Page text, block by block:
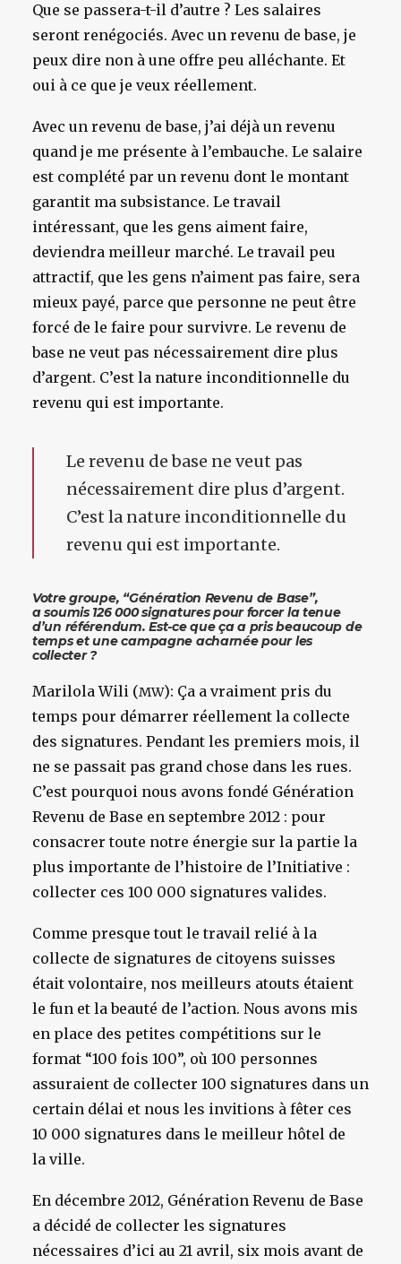
Que se passera-t-il d’autre ? Les salaires
seront renégociés. Avec un revenu de base, je
peux dire non à une offre peu alléchante. Et
oui à ce que je veux réellement.
Avec un revenu de base, j’ai déjà un revenu
quand je me présente à l’embauche. Le salaire
est complété par un revenu dont le montant
garantit ma subsistance. Le travail
intéressant, que les gens aiment faire,
deviendra meilleur marché. Le travail peu
attractif, que les gens n’aiment pas faire, sera
mieux payé, parce que personne ne peut être
forcé de le faire pour survivre. Le revenu de
base ne veut pas nécessairement dire plus
d’argent. C’est la nature inconditionnelle du
revenu qui est importante.
Le revenu de base ne veut pas
nécessairement dire plus d’argent.
C’est la nature inconditionnelle du
revenu qui est importante.
Votre groupe, “Génération Revenu de Base”,
a soumis 126 000 signatures pour forcer la tenue
d’un référendum. Est-ce que ça a pris beaucoup de
temps et une campagne acharnée pour les
collecter ?
Marilola Wili (MW): Ça a vraiment pris du
temps pour démarrer réellement la collecte
des signatures. Pendant les premiers mois, il
ne se passait pas grand chose dans les rues.
C’est pourquoi nous avons fondé Génération
Revenu de Base en septembre 2012 : pour
consacrer toute notre énergie sur la partie la
plus importante de l’histoire de l’Initiative :
collecter ces 100 000 signatures valides.
Comme presque tout le travail relié à la
collecte de signatures de citoyens suisses
était volontaire, nos meilleurs atouts étaient
le fun et la beauté de l’action. Nous avons mis
en place des petites compétitions sur le
format “100 fois 100”, où 100 personnes
assuraient de collecter 100 signatures dans un
certain délai et nous les invitions à fêter ces
10 000 signatures dans le meilleur hôtel de
la ville.
En décembre 2012, Génération Revenu de Base
a décidé de collecter les signatures
nécessaires d’ici au 21 avril, six mois avant de